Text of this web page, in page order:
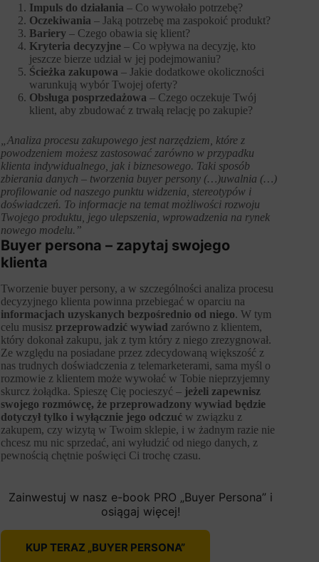
Impuls do działania – Co wywołało potrzebę?
Oczekiwania – Jaką potrzebę ma zaspokoić produkt?
Bariery – Czego obawia się klient?
Kryteria decyzyjne – Co wpływa na decyzję, kto
jeszcze bierze udział w jej podejmowaniu?
Ścieżka zakupowa – Jakie dodatkowe okoliczności
warunkują wybór Twojej oferty?
Obsługa posprzedażowa – Czego oczekuje Twój
klient, aby zbudować z trwałą relację po zakupie?
„Analiza procesu zakupowego jest narzędziem, które z
powodzeniem możesz zastosować zarówno w przypadku
klienta indywidualnego, jak i biznesowego. Taki sposób
zbierania danych – tworzenia buyer persony (…)uwalnia (…)
profilowanie od naszego punktu widzenia, stereotypów i
doświadczeń. To informacje na temat możliwości rozwoju
Twojego produktu, jego ulepszenia, wprowadzenia na rynek
nowego modelu.”
Buyer persona – zapytaj swojego
klienta
Tworzenie buyer persony, a w szczególności analiza procesu
decyzyjnego klienta powinna przebiegać w oparciu na
informacjach uzyskanych bezpośrednio od niego. W tym
celu musisz przeprowadzić wywiad zarówno z klientem,
który dokonał zakupu, jak z tym który z niego zrezygnował.
Ze względu na posiadane przez zdecydowaną większość z
nas trudnych doświadczenia z telemarketerami, sama myśl o
rozmowie z klientem może wywołać w Tobie nieprzyjemny
skurcz żołądka. Spieszę Cię pocieszyć – jeżeli zapewnisz
swojego rozmówcę, że przeprowadzony wywiad będzie
dotyczył tylko i wyłącznie jego odczuć w związku z
zakupem, czy wizytą w Twoim sklepie, i w żadnym razie nie
chcesz mu nic sprzedać, ani wyłudzić od niego danych, z
pewnością chętnie poświęci Ci trochę czasu.
Zainwestuj w nasz e-book PRO „Buyer Persona” i
osiągaj więcej!
KUP TERAZ „BUYER PERSONA”